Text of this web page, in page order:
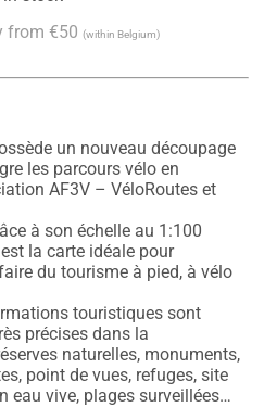
from €50 (within Belgium)
un nouveau découpage
les parcours vélo en
AF3V – VéloRoutes et
à son échelle au 1:100
la carte idéale pour
du tourisme à pied, à vélo
touristiques sont
précises dans la
naturelles, monuments,
point de vues, refuges, site
eau vive, plages surveillées…